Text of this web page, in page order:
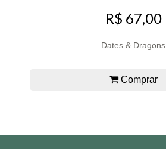
R$ 67,00
Dates & Dragons
Comprar